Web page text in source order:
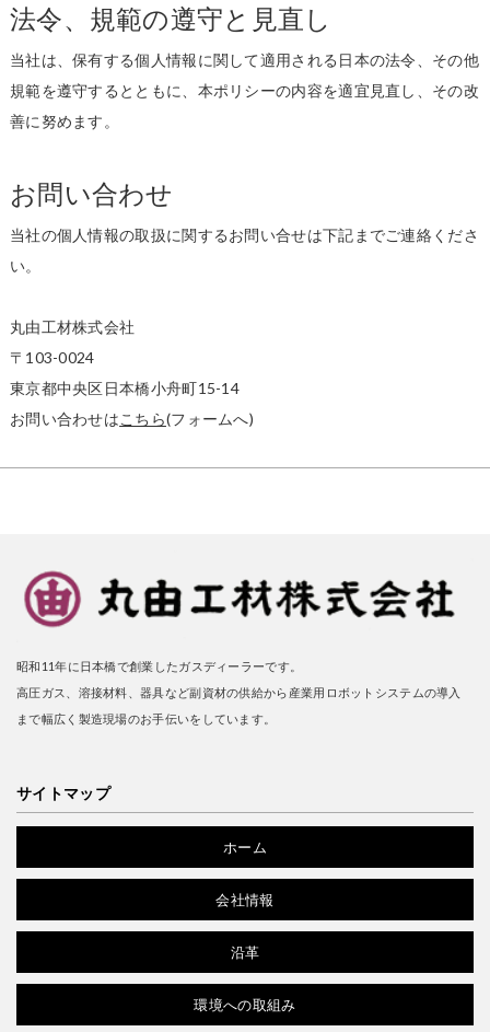
法令、規範の遵守と見直し
当社は、保有する個人情報に関して適用される日本の法令、その他
規範を遵守するとともに、本ポリシーの内容を適宜見直し、その改
善に努めます。
お問い合わせ
当社の個人情報の取扱に関するお問い合せは下記までご連絡くださ
い。
丸由工材株式会社
〒103-0024
東京都中央区日本橋小舟町15-14
お問い合わせはこちら(フォームへ)
昭和11年に日本橋で創業したガスディーラーです。
高圧ガス、溶接材料、器具など副資材の供給から産業用ロボットシステムの導入
まで幅広く製造現場のお手伝いをしています。
サイトマップ
ホーム
会社情報
沿革
環境への取組み